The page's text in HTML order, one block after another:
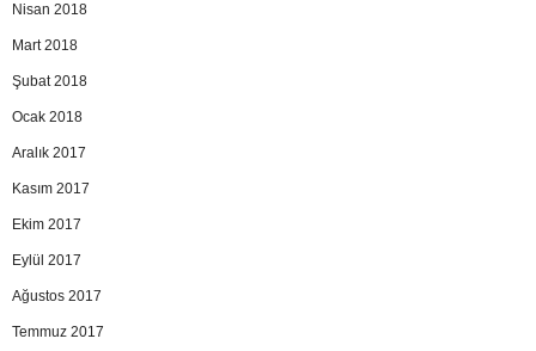
Nisan 2018
Mart 2018
Şubat 2018
Ocak 2018
Aralık 2017
Kasım 2017
Ekim 2017
Eylül 2017
Ağustos 2017
Temmuz 2017